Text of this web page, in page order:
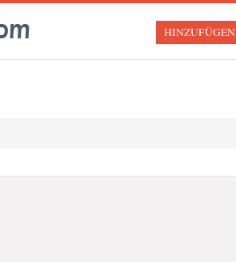
HINZUFÜGEN